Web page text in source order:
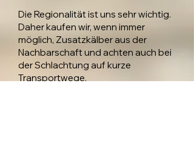
Die Regionalität ist uns sehr wichtig.
Daher kaufen wir, wenn immer
möglich, Zusatzkälber aus der
Nachbarschaft und achten auch bei
der Schlachtung auf kurze
Transportwege.